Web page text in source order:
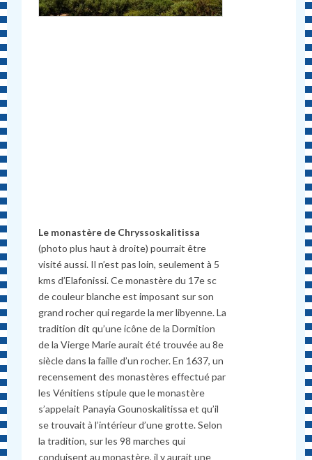
Le monastère de Chryssoskalitissa
(photo plus hautà droite) pourrait être
visitéaussi. Il n’est pas loin, seulementà 5
kms d’Elafonissi. Ce monastère du 17e sc
de couleur blanche est imposant sur son
grand rocher qui regarde la mer libyenne. La
tradition dit qu’une icône de la Dormition
de la Vierge Marie auraitététrouvéeau 8e
siècle dans la faille d’un rocher. En 1637, un
recensement des monastères effectuépar
les Vénitiens stipule que le monastère
s’appelait Panayia Gounoskalitissa et qu’il
se trouvaità l’intérieur d’une grotte. Selon
la tradition, sur les 98 marches qui
conduisent au monastère, il y aurait une